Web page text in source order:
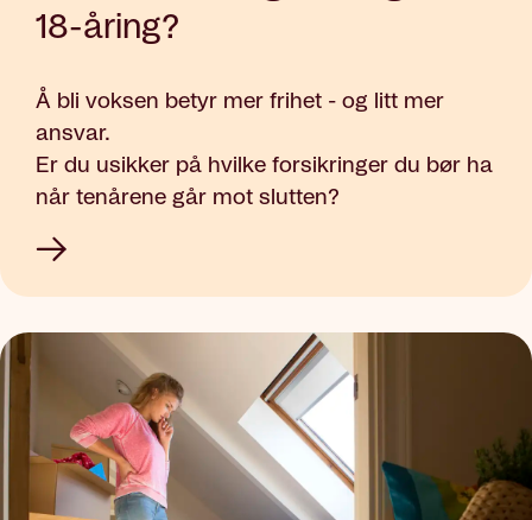
18-åring?
Å bli voksen betyr mer frihet - og litt mer
ansvar.
Er du usikker på hvilke forsikringer du bør ha
når tenårene går mot slutten?